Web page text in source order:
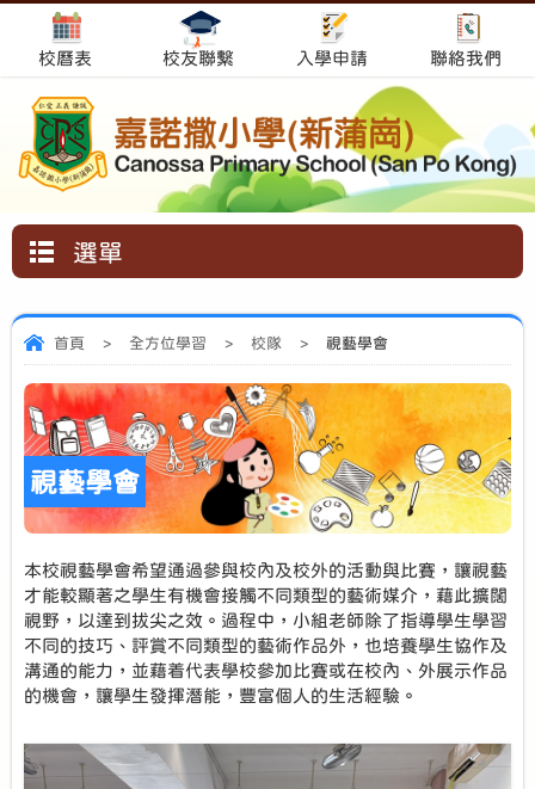
校曆表 校友聯繫 入學申請 聯絡我們
選單
首頁 > 全方位學習 > 校隊 > 視藝學會
視藝學會
本校視藝學會希望通過參與校內及校外的活動與比賽，讓視藝
才能較顯著之學生有機會接觸不同類型的藝術媒介，藉此擴闊
視野，以達到拔尖之效。過程中，小組老師除了指導學生學習
不同的技巧、評賞不同類型的藝術作品外，也培養學生協作及
溝通的能力，並藉着代表學校參加比賽或在校內、外展示作品
的機會，讓學生發揮潛能，豐富個人的生活經驗。